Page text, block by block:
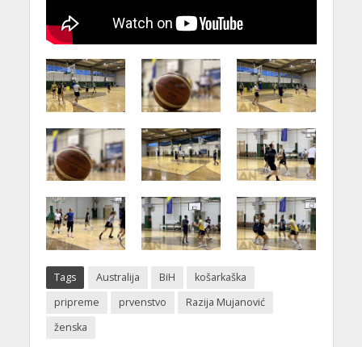
Tags Australija BiH
košarkaška
pripreme
prvenstvo
Razija Mujanović
ženska